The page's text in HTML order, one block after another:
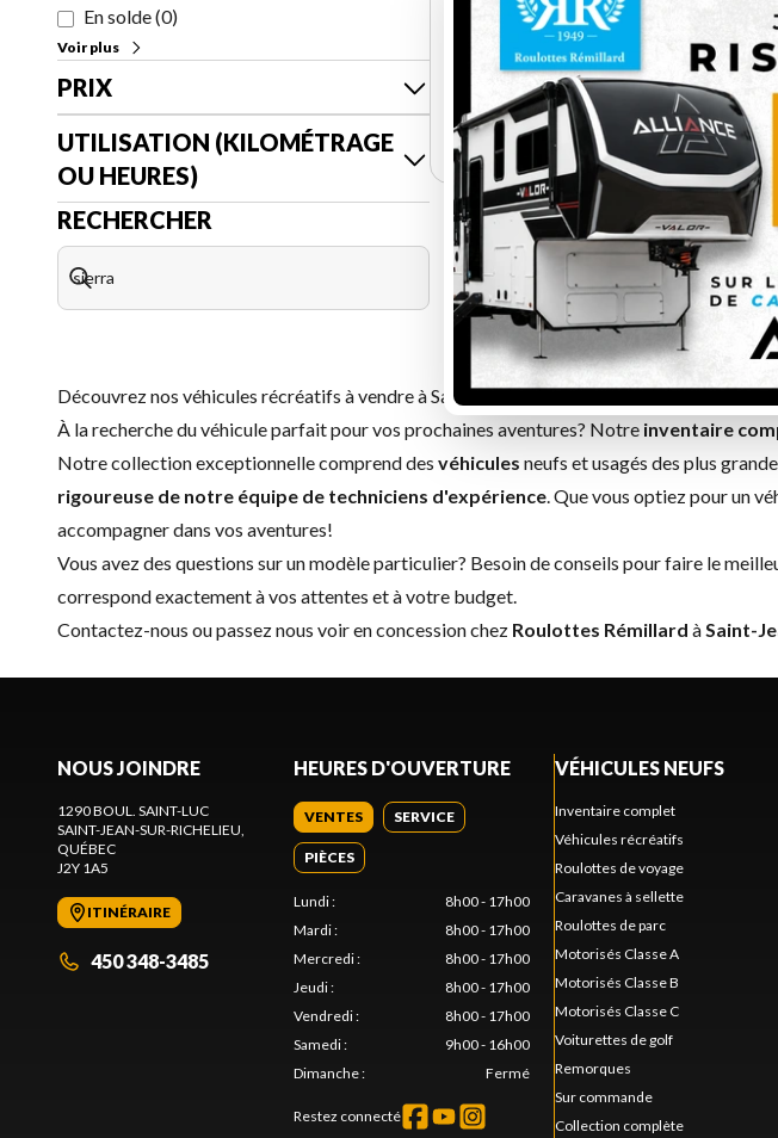
En solde(0)
Voir plus
PRIX
UTILISATION (KILOMÉTRAGE
OU HEURES)
RECHERCHER
Épargnez 4 000 $
106 999 $
VOIR LES DÉTAILS
Découvrez nos véhicules récréatifs à vendre à Saint-Jean-sur-Richelieu
À la recherche du véhicule parfait pour vos prochaines aventures? Notre inventaire
Notre collection exceptionnelle comprend des véhicules neufs et usagés des plus
rigoureuse de notre équipe de techniciens d'expérience. Que vous optiez pour un
accompagner dans vos aventures!
Vous avez des questions sur un modèle particulier? Besoin de conseils pour faire le
correspond exactement à vos attentes et à votre budget.
Contactez-nous ou passez nous voir en concession chez Roulottes Rémillard àSaint-
NOUS JOINDRE
1290 BOUL. SAINT-LUC
SAINT-JEAN-SUR-RICHELIEU,
QUÉBEC
J2Y 1A5
ITINÉRAIRE
450 348-3485
HEURES D'OUVERTURE
VENTES SERVICE
PIÈCES
Lundi:
8h00 - 17h00
Mardi:
8h00 - 17h00
Mercredi:
8h00 - 17h00
Jeudi:
8h00 - 17h00
Vendredi:
8h00 - 17h00
Samedi:
9h00 - 16h00
Dimanche: Fermé
Restez connecté
VÉHICULES NEUFS
Inventaire complet
Véhicules récréatifs
Roulottes de voyage
Caravanes à sellette
Roulottes de parc
Motorisés Classe A
Motorisés Classe B
Motorisés Classe C
Voiturettes de golf
Remorques
Sur commande
Collection complète